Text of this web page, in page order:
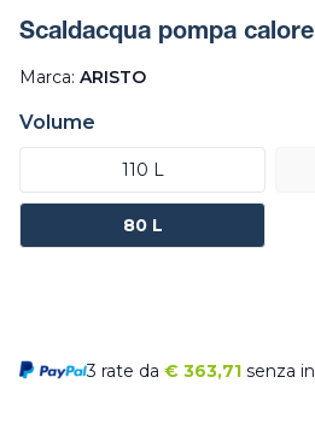
Scaldacqua pompa
Marca: ARISTO
Volume
110 L
80 L
3 rate da € 363,71 senza